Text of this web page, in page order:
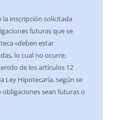
la inscripción solicitada
futuras que se
«deben estar
lo cual no ocurre,
de los artículos 12
Ley Hipotecaria, según se
sean futuras o